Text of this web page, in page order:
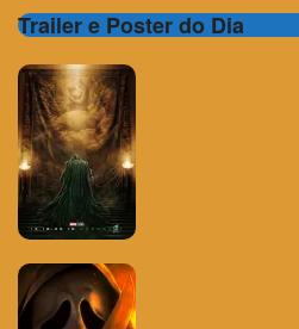
Trailer e Poster do Dia